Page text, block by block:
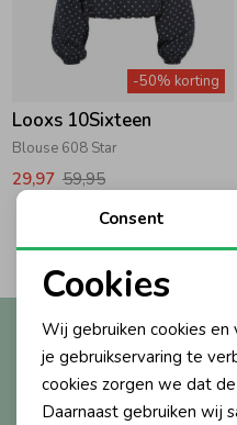
Zwemkleding
Vesten
Overhemden
Colberts & Gilets
Boxpakjes
Zwemkleding
Vesten
Overhemden
Jurken
Rokken & Skorts
Cadeaubonnen
Kledingaccessoires
Babyaccessoires
Verzorgingsproducten
Beenmode
Winterjassen
Zwemvesten & Zwembandjes
Winterjassen
-50% korting
Looxs 10Sixteen
Blouse 608 Star
29,97 59,95
Altijd als eerste op
Ontvang nieuwe collecties,
10% korting* op je eerste
Noodzakelijke cookies
Personalisatie
Analytische cookies
Consent
Cookies
Wij gebruiken cookies
je gebruikservaring te
cookies zorgen we dat
Daarnaast gebruiken wij